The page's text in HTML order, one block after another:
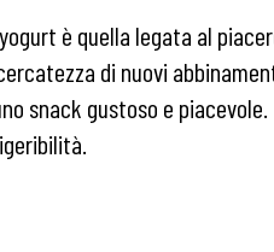
è quella legata al
di nuovi
snack gustoso e